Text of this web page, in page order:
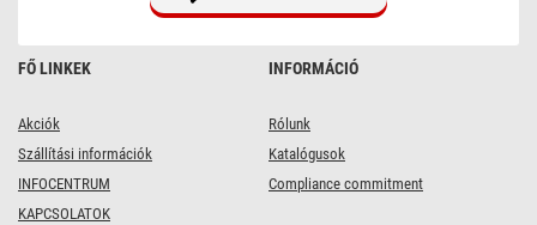
FŐ LINKEK
Akciók
Szállítási információk
INFOCENTRUM
KAPCSOLATOK
INFORMÁCIÓ
Rólunk
Katalógusok
Compliance commitment